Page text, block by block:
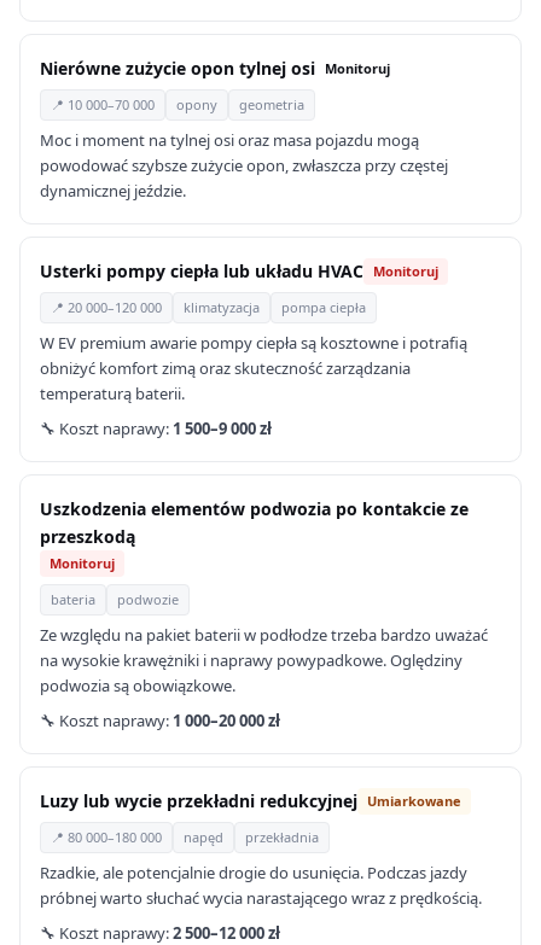
Nierówne zużycie opon tylnej osi Monitoruj
📍 10 000–70 000 opony geometria
Moc i moment na tylnej osi oraz masa pojazdu mogą
powodować szybsze zużycie opon, zwłaszcza przy częstej
dynamicznej jeździe.
Usterki pompy ciepła lub układu HVAC Monitoruj
📍 20 000–120 000 klimatyzacja pompa ciepła
W EV premium awarie pompy ciepła są kosztowne i potrafią
obniżyć komfort zimą oraz skuteczność zarządzania
temperaturą baterii.
🔧 Koszt naprawy: 1 500–9 000 zł
Uszkodzenia elementów podwozia po kontakcie ze
przeszkodą
Monitoruj
bateria
podwozie
Ze względu na pakiet baterii w podłodze trzeba bardzo uważać
na wysokie krawężniki i naprawy powypadkowe. Oględziny
podwozia są obowiązkowe.
🔧 Koszt naprawy: 1 000–20 000 zł
Luzy lub wycie przekładni redukcyjnej Umiarkowane
📍 80 000–180 000 napęd przekładnia
Rzadkie, ale potencjalnie drogie do usunięcia. Podczas jazdy
próbnej warto słuchać wycia narastającego wraz z prędkością.
🔧 Koszt naprawy:2 500–12 000 zł